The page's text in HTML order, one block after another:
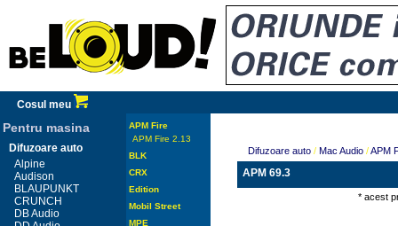
Cosul meu
Pentru masina
Difuzoare auto
Alpine
Audison
BLAUPUNKT
CRUNCH
DB Audio
APM Fire
APM Fire 2.13
BLK
CRX
Edition
Mobil Street
MPE
Difuzoare auto/ Mac Audio/APM
APM 69.3
* acest